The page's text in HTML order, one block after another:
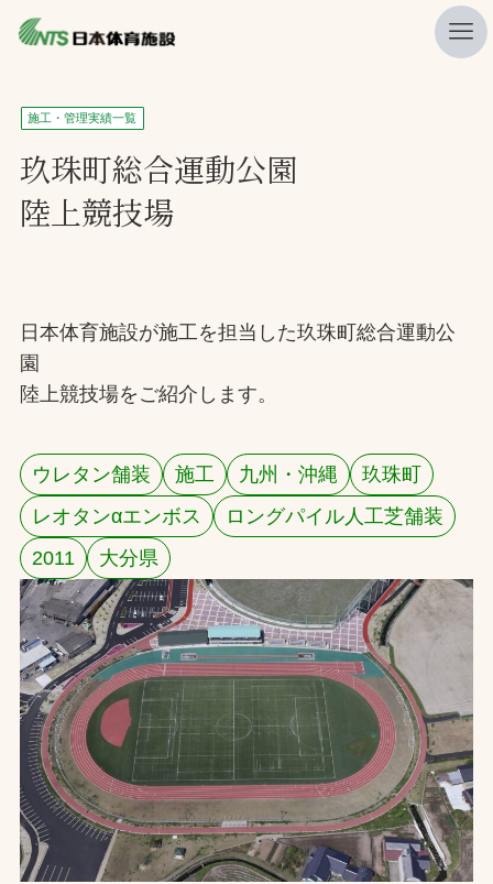
私たちの強み
ニュース
プレスリリース
施工・管理実績一覧
会社概要
検索
お問合せ
お取引先の皆様へ
プライバシーポリシー
ソーシャルメディアポリシー
InstagramFacebookYouTube
文字の見えづらさや操作にお困りの方へ
施工・管理実績一覧
玖珠町総合運動公園
陸上競技場
日本体育施設が施工を担当した玖珠町総合運動公
園
陸上競技場をご紹介します。
ウレタン舗装 施工 九州・沖縄
玖珠町
レオタンαエンボス
ロングパイル人工芝舗装
2011
大分県